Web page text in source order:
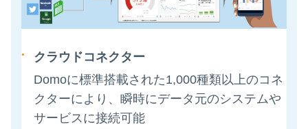
クラウドコネクター
Domoに標準搭載された1,000種類以上のコネ
クターにより、瞬時にデータ元のシステムや
サービスに接続可能